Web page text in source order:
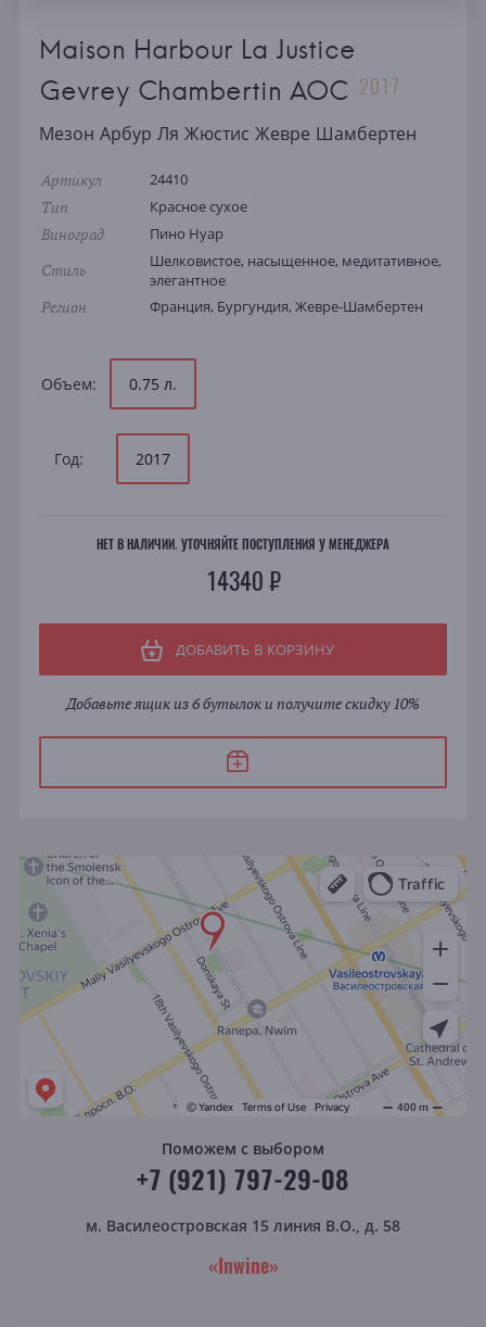
Maison Harbour La Justice
Gevrey Chambertin AOC 2017
Мезон Арбур Ля Жюстис Жевре Шамбертен
Артикул 24410
Тип Красное сухое
Виноград Пино Нуар
Стиль
Шелковистое, насыщенное, медитативное,
элегантное
Регион Франция, Бургундия, Жевре-Шамбертен
Объем: 0.75 л.
Год: 2017
НЕТ В НАЛИЧИИ. УТОЧНЯЙТЕ ПОСТУПЛЕНИЯ У МЕНЕДЖЕРА
14340 ₽
ДОБАВИТЬ В КОРЗИНУ
Добавьте ящик из 6 бутылок и получите скидку 10%
Поможем с выбором
+7 (921) 797-29-08
м. Василеостровская 15 линия В.О., д. 58
«Inwine»